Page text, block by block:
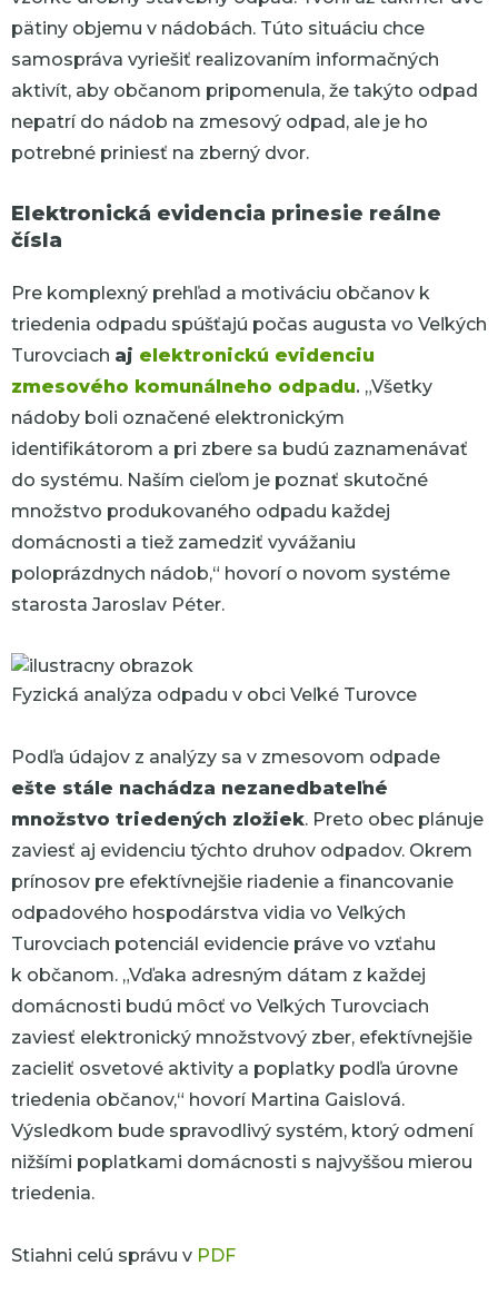
pätiny objemu v nádobách. Túto situáciu chce
samospráva vyriešiť realizovaním informačných
aktivít, aby občanom pripomenula, že takýto odpad
nepatrí do nádob na zmesový odpad, ale je ho
potrebné priniesť na zberný dvor.
Elektronická evidencia prinesie reálne
čísla
Pre komplexný prehľad a motiváciu občanov k
triedenia odpadu spúšťajú počas augusta vo Veľkých
Turovciach aj elektronickú evidenciu
zmesového komunálneho odpadu. „Všetky
nádoby boli označené elektronickým
identifikátorom a pri zbere sa budú zaznamenávať
do systému. Naším cieľom je poznať skutočné
množstvo produkovaného odpadu každej
domácnosti a tiež zamedziť vyvážaniu
poloprázdnych nádob,“ hovorí o novom systéme
starosta Jaroslav Péter.
Fyzická analýza odpadu v obci Veľké Turovce
Podľa údajov z analýzy sa v zmesovom odpade
ešte stále nachádza nezanedbateľné
množstvo triedených zložiek. Preto obec plánuje
zaviesť aj evidenciu týchto druhov odpadov. Okrem
prínosov pre efektívnejšie riadenie a financovanie
odpadového hospodárstva vidia vo Veľkých
Turovciach potenciál evidencie práve vo vzťahu
k občanom. „Vďaka adresným dátam z každej
domácnosti budú môcť vo Veľkých Turovciach
zaviesť elektronický množstvový zber, efektívnejšie
zacieliť osvetové aktivity a poplatky podľa úrovne
triedenia občanov,“ hovorí Martina Gaislová.
Výsledkom bude spravodlivý systém, ktorý odmení
nižšími poplatkami domácnosti s najvyššou mierou
triedenia.
Stiahni celú správu v PDF